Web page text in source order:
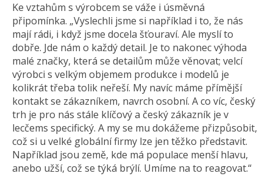
Ke vztahům s výrobcem se váže i úsměvná
připomínka. „Vyslechli jsme si například i to, že nás
mají rádi, i když jsme docela šťouraví. Ale myslí to
dobře. Jde nám o každý detail. Je to nakonec výhoda
malé značky, která se detailům může věnovat; velcí
výrobci s velkým objemem produkce i modelů je
kolikrát třeba tolik neřeší. My navíc máme přímější
kontakt se zákazníkem, navrch osobní. A co víc, český
trh je pro nás stále klíčový a český zákazník je v
lecčems specifický. A my se mu dokážeme přizpůsobit,
což si u velké globální firmy lze jen těžko představit.
Například jsou země, kde má populace menší hlavu,
anebo užší, což se týká brýlí. Umíme na to reagovat.“